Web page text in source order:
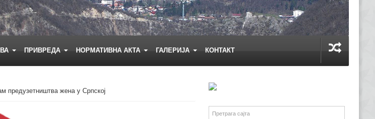
ПРИВРЕДА НОРМАТИВНА АКТА ГАЛЕРИЈА КОНТАКТ
предузетништва жена у Српској